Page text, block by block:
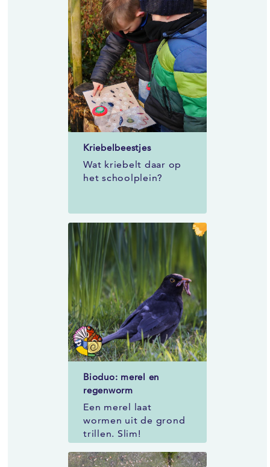
Kriebelbeestjes
Wat kriebelt daar op
het schoolplein?
Bioduo: merel en
regenworm
Een merel laat
wormen uit de grond
trillen. Slim!